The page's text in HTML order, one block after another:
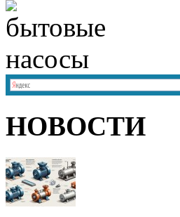
НОВОСТИ